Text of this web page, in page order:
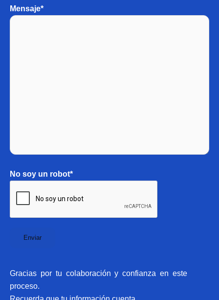
Mensaje*
No soy un robot*
Gracias por tu colaboración y confianza en este
proceso.